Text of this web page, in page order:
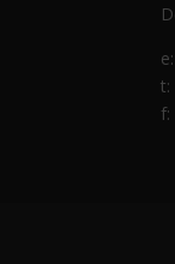
e:
t:
f: